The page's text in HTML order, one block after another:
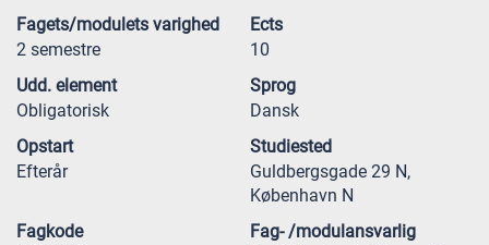
Fagets/modulets varighed
2 semestre
Ects
10
Udd. element
Obligatorisk
Sprog
Dansk
Opstart
Efterår
Studiested
Guldbergsgade 29 N,
København N
Fagkode
Fag- /modulansvarlig